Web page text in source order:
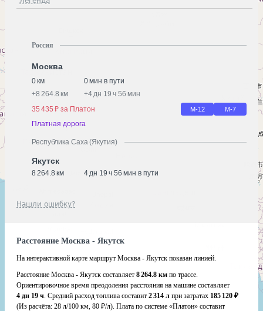
Россия
Москва
0 км
0 мин в пути
+8 264.8 км +4 дн 19 ч 56 мин
35 435 ₽ за Платон
М-12 М-7
Платная дорога
Республика Саха (Якутия)
Якутск
8 264.8 км 4 дн 19 ч 56 мин в пути
Нашли ошибку?
Расстояние Москва - Якутск
На интерактивной карте маршрут Москва - Якутск показан линией.
Расстояние Москва - Якутск составляет 8 264.8 км по трассе.
Ориентировочное время преодоления расстояния на машине составляет
4 дн 19 ч. Средний расход топлива составит 2 314 л при затратах 185 120 ₽
(Из расчёта: 28 л/100 км, 80 ₽/л). Плата по системе «Платон» составит